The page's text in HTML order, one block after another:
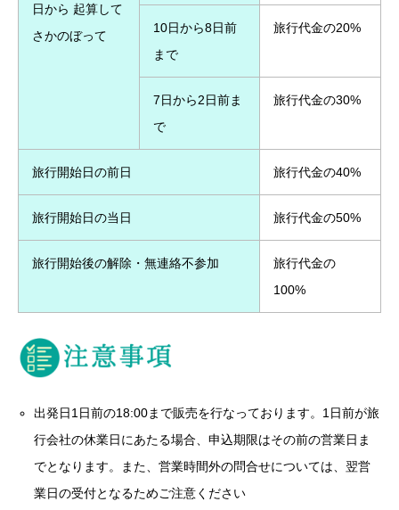
日から 起算して
さかのぼって
10日から8日前
まで
旅行代金の20%
7日から2日前ま
で
旅行代金の30%
旅行開始日の前日 旅行代金の40%
旅行開始日の当日 旅行代金の50%
旅行開始後の解除・無連絡不参加
旅行代金の
100%
出発日1日前の18:00まで販売を行なっております。1日前が旅
行会社の休業日にあたる場合、申込期限はその前の営業日ま
でとなります。また、営業時間外の問合せについては、翌営
業日の受付となるためご注意ください